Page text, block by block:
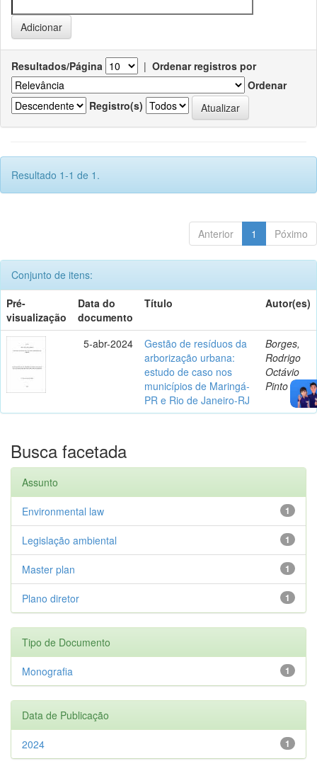
Resultados/Página | Ordenar registros por
Ordenar
Registro(s)
Resultado 1-1 de 1.
Anterior 1 Póximo
Conjunto de itens:
Pré-
visualização
Data do
documento
Título Autor(es)
5-abr-2024
Gestão de resíduos da
arborização urbana:
estudo de caso nos
municípios de Maringá-
PR e Rio de Janeiro-RJ
Borges,
Rodrigo
Octávio
Pinto
Busca facetada
Assunto
1
Environmental law
1
Legislação ambiental
1
Master plan
1
Plano diretor
Tipo de Documento
1
Monografia
Data de Publicação
1
2024